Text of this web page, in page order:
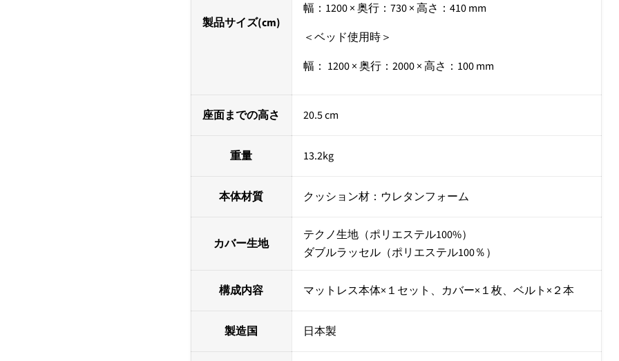
製品サイズ(cm)
幅：1200 × 奥行：730 × 高さ：410 mm
＜ベッド使用時＞
幅： 1200 × 奥行：2000 × 高さ：100mm
座面までの高さ 20.5 cm
重量 13.2kg
本体材質 クッション材：ウレタンフォーム
カバー生地
テクノ生地（ポリエステル100%）
ダブルラッセル（ポリエステル100％）
構成内容 マットレス本体×１セット、カバー×１枚、ベルト×２本
製造国 日本製